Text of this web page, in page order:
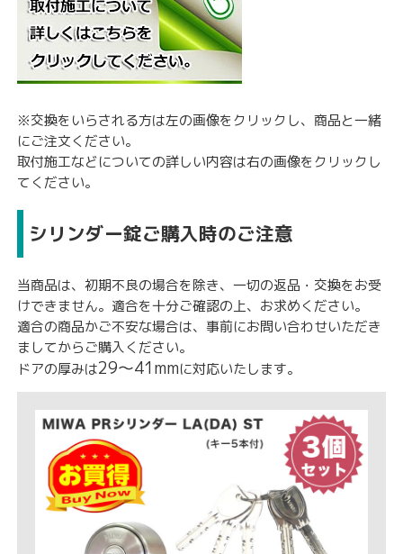
※交換をいらされる方は左の画像をクリックし、商品と一緒
にご注文ください。
取付施工などについての詳しい内容は右の画像をクリックし
てください。
シリンダー錠ご購入時のご注意
当商品は、初期不良の場合を除き、 一切の返品・交換をお受
けできません。 適合を十分ご確認の上、お求めください。
適合の商品かご不安な場合は、事前にお問い合わせいただき
ましてからご購入ください。
ドアの厚みは29〜41mmに対応いたします。